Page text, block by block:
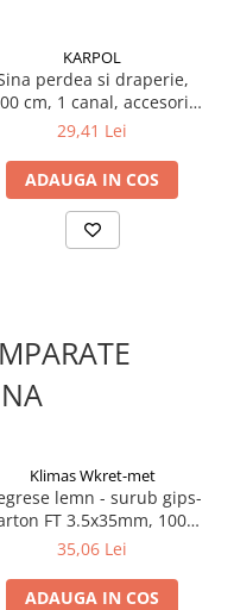
KARPOL
perdea si draperie,
cm, 1 canal, accesorii
incluse, PVC, B1, alb
29,41 Lei
ADAUGA IN COS
Klimas Wkret-met
lemn - surub gips-
FT 3.5x35mm, 1000
buc/cutie - KSGD-35035,
35,06 Lei
ADAUGA IN COS